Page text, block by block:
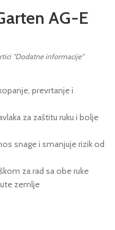
AG-E
"Dodatne informacije"
prevrtanje i
za zaštitu ruku i bolje
snage i smanjuje rizik od
za rad sa obe ruke
zemlje